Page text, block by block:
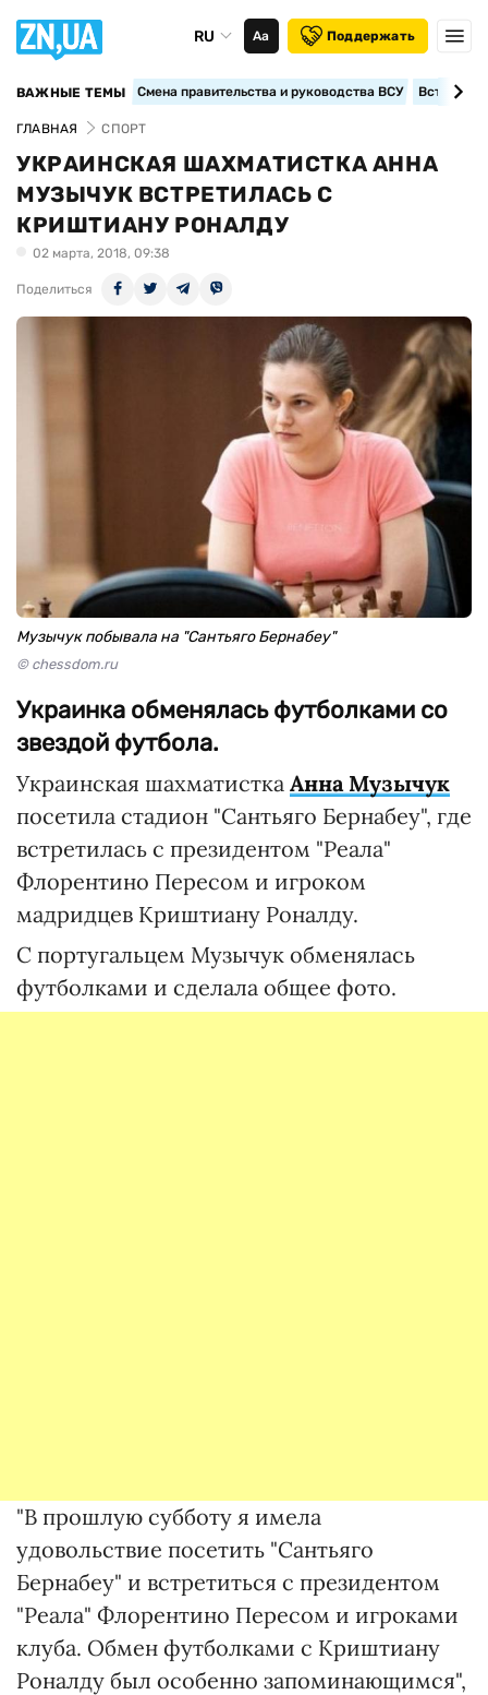
RU Аа Поддержать
ВАЖНЫЕ ТЕМЫ Смена правительства и руководства ВСУ
ГЛАВНАЯ СПОРТ
УКРАИНСКАЯ ШАХМАТИСТКА АННА
МУЗЫЧУК ВСТРЕТИЛАСЬ С
КРИШТИАНУ РОНАЛДУ
02 марта, 2018, 09:38
Поделиться
Музычук побывала на "Сантьяго Бернабеу"
© chessdom.ru
Украинка обменялась футболками со
звездой футбола.
Украинская шахматистка Анна Музычук
посетила стадион "Сантьяго Бернабеу", где
встретилась с президентом "Реала"
Флорентино Пересом и игроком
мадридцев Криштиану Роналду.
С португальцем Музычук обменялась
футболками и сделала общее фото.
"В прошлую субботу я имела
удовольствие посетить "Сантьяго
Бернабеу" и встретиться с президентом
"Реала" Флорентино Пересом и игроками
клуба. Обмен футболками с Криштиану
Роналду был особенно запоминающимся",